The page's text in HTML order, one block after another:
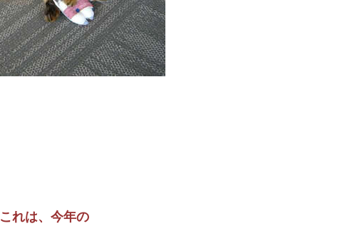
これは、今年の